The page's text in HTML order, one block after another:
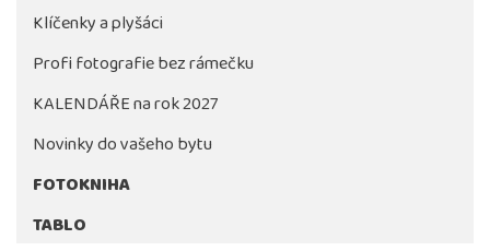
Klíčenky a plyšáci
Profi fotografie bez rámečku
KALENDÁŘE na rok 2027
Novinky do vašeho bytu
FOTOKNIHA
TABLO